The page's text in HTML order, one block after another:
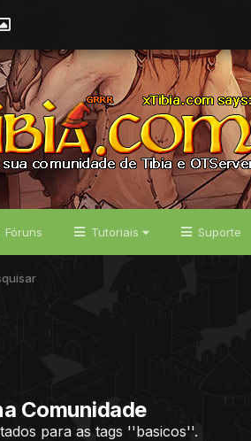
Fóruns Tutoriais Suporte
Comunidade
para as tags ''basicos''.